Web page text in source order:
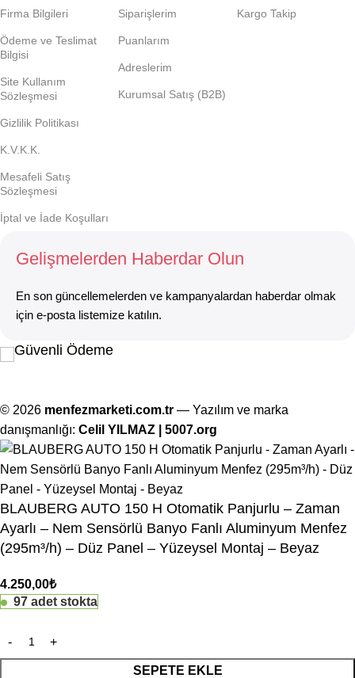
Firma Bilgileri
Ödeme ve Teslimat
Bilgisi
Site Kullanım
Sözleşmesi
Gizlilik Politikası
K.V.K.K.
Mesafeli Satış
Sözleşmesi
İptal ve İade Koşulları
Siparişlerim
Puanlarım
Adreslerim
Kurumsal Satış (B2B)
Kargo Takip
Gelişmelerden Haberdar Olun
En son güncellemelerden ve kampanyalardan haberdar olmak
için e-posta listemize katılın.
Güvenli Ödeme
© 2026 menfezmarketi.com.tr — Yazılım ve marka
danışmanlığı: Celil YILMAZ | 5007.org
BLAUBERG AUTO 150 H Otomatik Panjurlu – Zaman
Ayarlı – Nem Sensörlü Banyo Fanlı Aluminyum Menfez
(295m³/h) – Düz Panel – Yüzeysel Montaj – Beyaz
4.250,00₺
97 adet stokta
SEPETE EKLE